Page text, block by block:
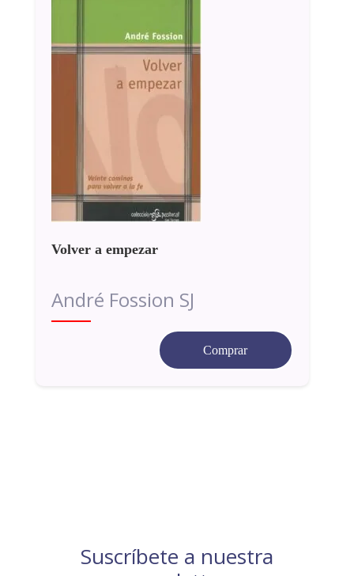
Volver a empezar
André Fossion SJ
Comprar
Suscríbete a nuestra